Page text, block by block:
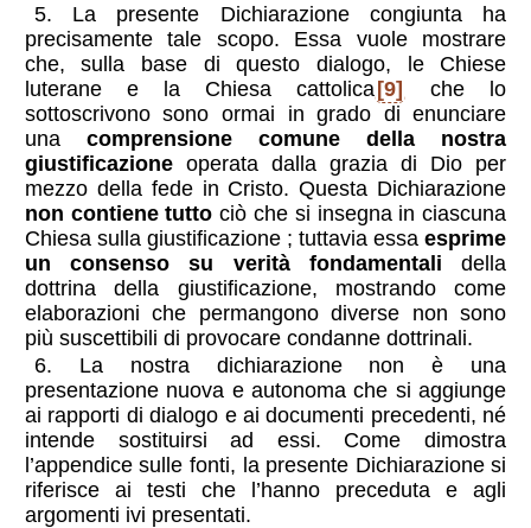
5. La presente Dichiarazione congiunta ha
precisamente tale scopo. Essa vuole mostrare
che, sulla base di questo dialogo, le Chiese
luterane e la Chiesa cattolica[9]
che lo
sottoscrivono sono ormai in grado di enunciare
una comprensione comune della nostra
giustificazioneoperata dalla grazia di Dio per
mezzo della fede in Cristo. Questa Dichiarazione
non contiene tutto ciò che si insegna in ciascuna
Chiesa sulla giustificazione ; tuttavia essaesprime
un consenso su verità fondamentali della
dottrina della giustificazione, mostrando come
elaborazioni che permangono diverse non sono
più suscettibili di provocare condanne dottrinali.
6. La nostra dichiarazione non è una
presentazione nuova e autonoma che si aggiunge
ai rapporti di dialogo e ai documenti precedenti, né
intende sostituirsi ad essi. Come dimostra
l’appendice sulle fonti, la presente Dichiarazione si
riferisce ai testi che l’hanno preceduta e agli
argomenti ivi presentati.